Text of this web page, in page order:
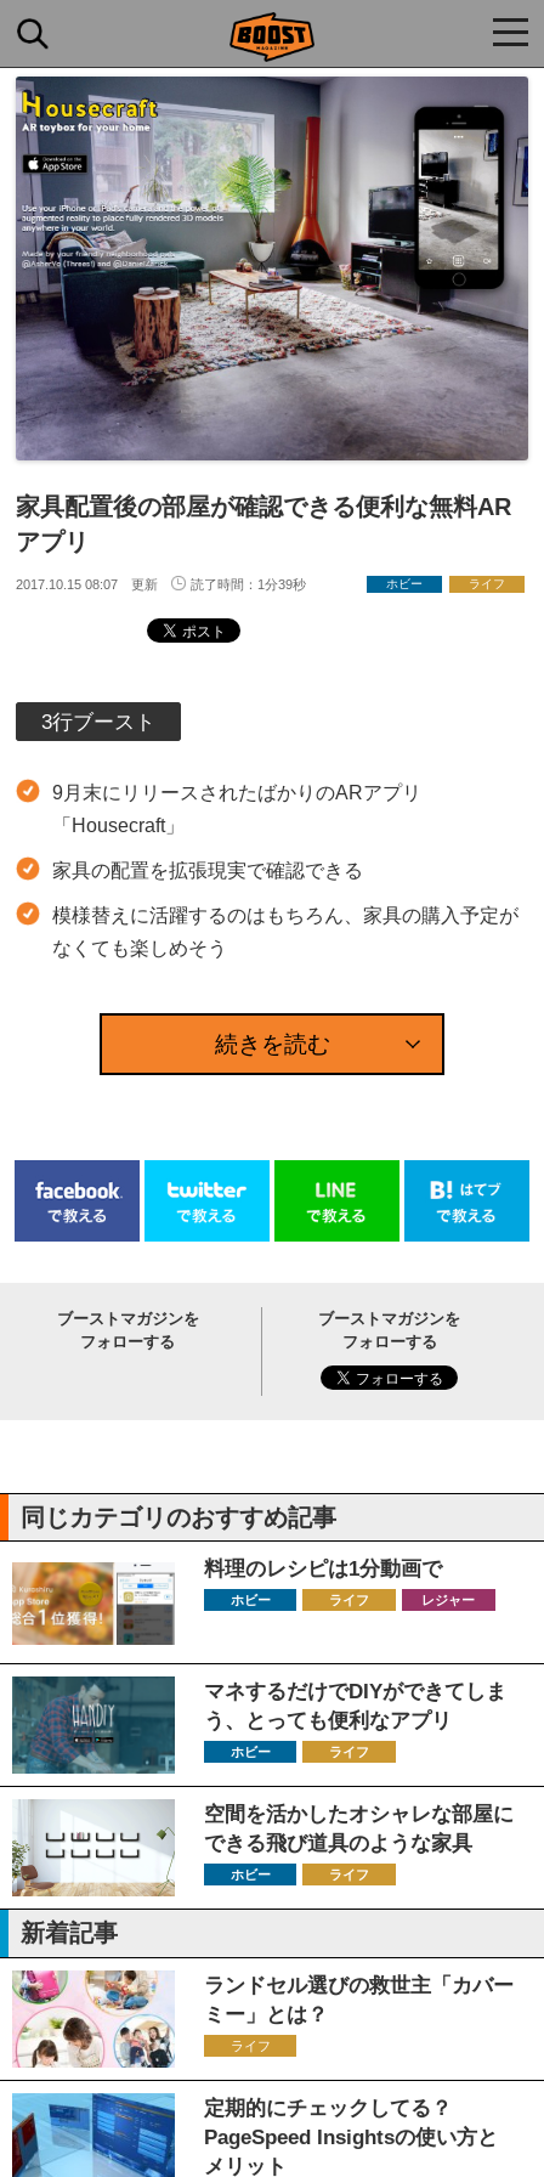
家具配置後の部屋が確認できる便利な無料AR
アプリ
2017.10.15 08:07 更新 読了時間：1分39秒 ホビー ライフ
3行ブースト
9月末にリリースされたばかりのARアプリ
「Housecraft」
家具の配置を拡張現実で確認できる
模様替えに活躍するのはもちろん、家具の購入予定が
なくても楽しめそう
続きを読む
ブーストマガジンを
フォローする
ブーストマガジンを
フォローする
同じカテゴリのおすすめ記事
料理のレシピは1分動画で
ホビー ライフ レジャー
マネするだけでDIYができてしま
う、とっても便利なアプリ
ホビー ライフ
空間を活かしたオシャレな部屋に
できる飛び道具のような家具
ホビー ライフ
新着記事
ランドセル選びの救世主「カバー
ミー」とは？
ライフ
定期的にチェックしてる？
PageSpeed Insightsの使い方と
メリット